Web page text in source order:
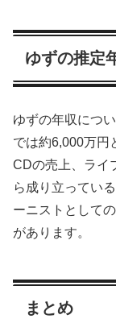
ゆずの推定
ゆずの年収につ
では約6,000万円
CDの売上、ライ
ら成り立ってい
ーニストとして
があります。
まとめ